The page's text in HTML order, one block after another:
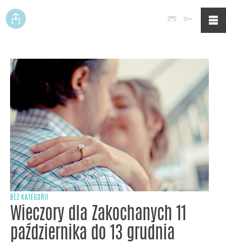
Poczta
BEZ KATEGORII
Wieczory dla Zakochanych 11
października do 13 grudnia